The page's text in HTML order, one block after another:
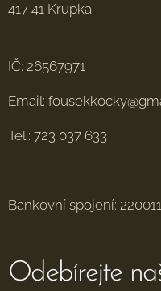
417 41 Krupka
IČ: 26567971
Email:
Tel.: 723 037 633
Bankovní spojení:
Odebírejte